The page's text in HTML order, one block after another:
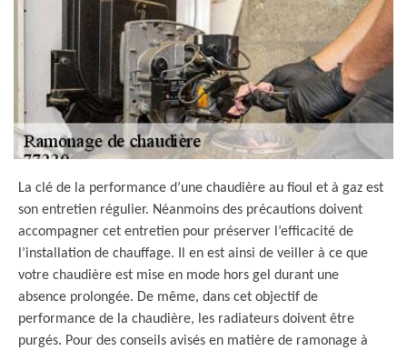
La clé de la performance d’une chaudière au fioul et à gaz est
son entretien régulier. Néanmoins des précautions doivent
accompagner cet entretien pour préserver l’efficacité de
l’installation de chauffage. Il en est ainsi de veiller à ce que
votre chaudière est mise en mode hors gel durant une
absence prolongée. De même, dans cet objectif de
performance de la chaudière, les radiateurs doivent être
purgés. Pour des conseils avisés en matière de ramonage à